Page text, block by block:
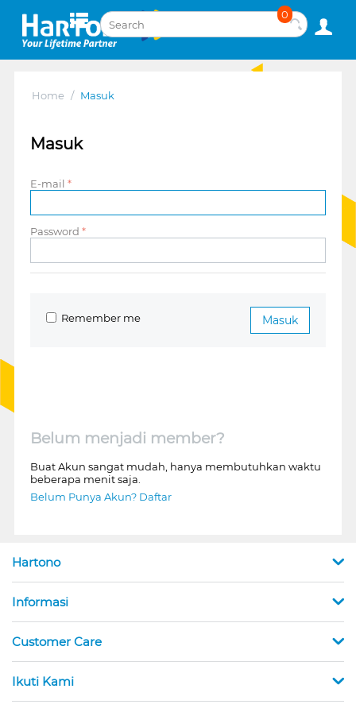
0
Home / Masuk
Masuk
E-mail
Password
Masuk
Remember me
Belum menjadi member?
Buat Akun sangat mudah, hanya membutuhkan waktu
beberapa menit saja.
Belum Punya Akun? Daftar
Hartono
Informasi
Customer Care
Ikuti Kami